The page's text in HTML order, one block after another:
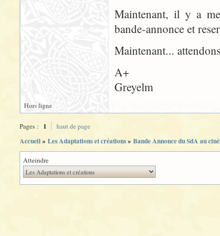
Maintenant, il y a
bande-annonce et
Maintenant...
A+
Greyelm
Hors ligne
Pages : 1 haut de page
Accueil» Les Adaptations et créations» Bande Annonce du SdA au
Atteindre